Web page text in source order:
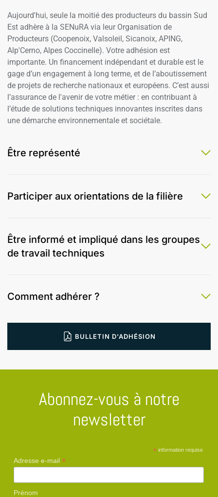
Aujourd'hui, seule la moitié des producteurs du bassin Sud
Est adhère à la SENuRA via leur Organisation de
Producteurs (Coopenoix, Valsoleil, Sicanoix, APING,
Alp'Cerno, Alpes Coccinelle). Votre adhésion est
importante. Un financement indépendant et durable est le
gage d’un engagement à long terme, et de l’aboutissement
de projets de recherche nationaux et européens. C’est aussi
l’assurance de l'avenir de votre métier : en contribuant à
l’étude de solutions techniques innovantes inscrites dans
une démarche environnementale et sociétale.
Être représenté
Participer aux orientations de la filière
Être informé et impliqué dans les groupes
de travail techniques
Comment adhérer ?
BULLETIN D'ADHÉSION
Abonnez-vous à notre
newsletter
* information requise
Adresse e-mail *
Prénom